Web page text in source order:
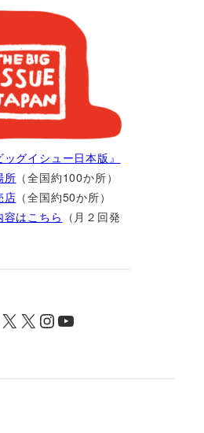
グイシュー日本版』
所 （全国約100か所）
店 （全国約50か所）
はこちら （月２回発
X X InstagramYouTube